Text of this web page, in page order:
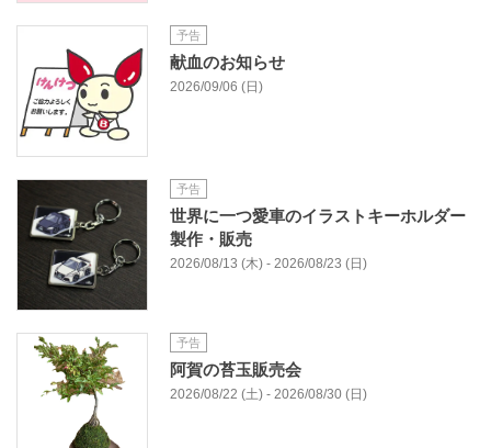
予告
献血のお知らせ
2026/09/06 (日)
予告
世界に一つ愛車のイラストキーホルダー
製作・販売
2026/08/13 (木) - 2026/08/23 (日)
予告
阿賀の苔玉販売会
2026/08/22 (土) - 2026/08/30 (日)